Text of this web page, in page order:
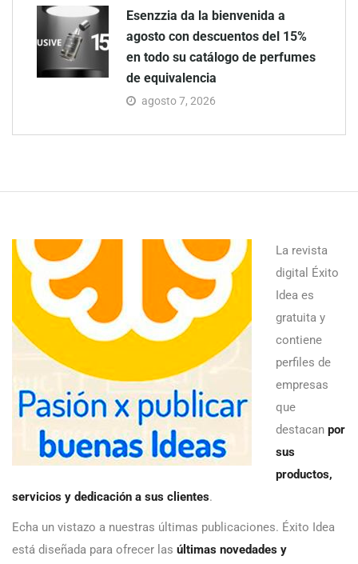
Esenzzia da la bienvenida a
agosto con descuentos del 15%
en todo su catálogo de perfumes
de equivalencia
agosto 7, 2026
La revista
digital Éxito
Idea es
gratuita y
contiene
perfiles de
empresas
que
destacan por
sus
productos,
servicios y dedicación a sus clientes.
Echa un vistazo a nuestras últimas publicaciones. Éxito Idea
está diseñada para ofrecer las últimas novedades y